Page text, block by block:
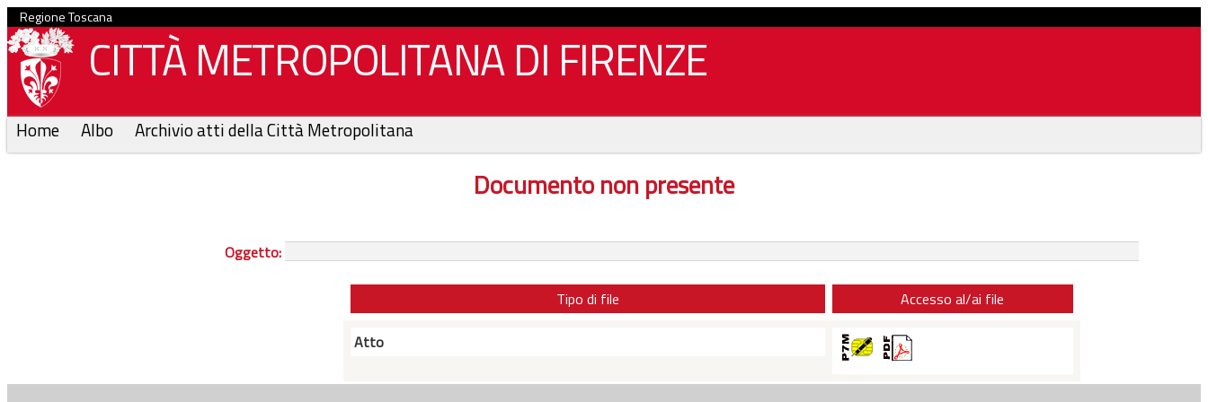
Regione Toscana
CITTÀ METROPOLITANA DI FIRENZE
Home Albo Archivio atti della Città Metropolitana
Documento non presente
Oggetto:
Tipo di file
Accesso al/ai file
Atto